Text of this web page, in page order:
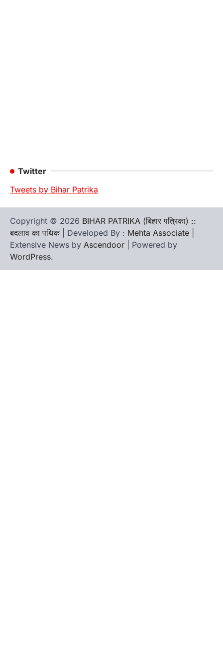
Twitter
Tweets by Bihar Patrika
Copyright © 2026 BIHAR PATRIKA (बिहार पत्रिका) ::
बदलाव का पथिक | Developed By : Mehta Associate
Extensive News by Ascendoor | Powered by
WordPress.